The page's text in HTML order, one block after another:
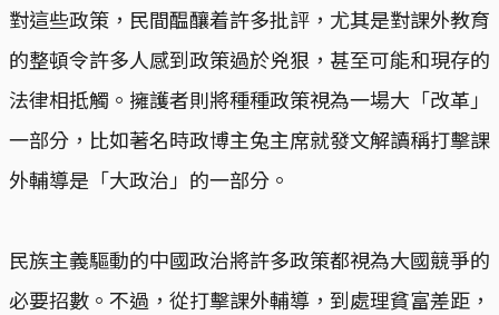
對這些政策，民間醖釀着許多批評，尤其是對課外教育
的整頓令許多人感到政策過於兇狠，甚至可能和現存的
法律相抵觸。擁護者則將種種政策視為一場大「改革」
一部分，比如著名時政博主兔主席就發文解讀稱打擊課
外輔導是「大政治」的一部分。
民族主義驅動的中國政治將許多政策都視為大國競爭的
必要招數。不過，從打擊課外輔導，到處理貧富差距，